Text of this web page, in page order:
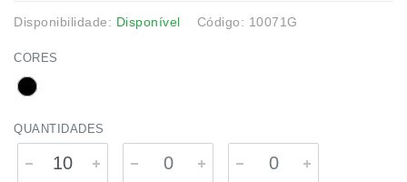
Disponibilidade: Disponível Código: 10071G
CORES
QUANTIDADES